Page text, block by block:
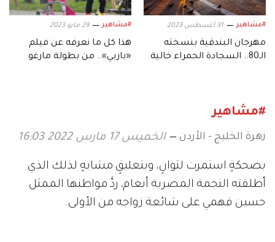
#مشاهير 31 أغسطس 2023
مهرجان البندقية بنسخته
الـ80.. السجادة الحمراء خالية
#مشاهير 29 مايو 2023
هذا كل ما نعرفه عن فيلم
«باربي».. من بطولة مارغو
#مشاهير
زهرة الخليج - الأردن الخميس 17 مارس 2022 16:03
بضحكةٍ استمرت لثوانٍ، وبتعليقٍ مشابهٍ لذلك الذي
أطلقته النجمة المصرية أنغام، ردَّ مواطنها الممثل
حسين فهمي على شائعة زواجه من الأولى.